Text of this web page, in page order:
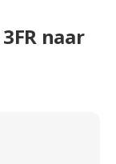
naar